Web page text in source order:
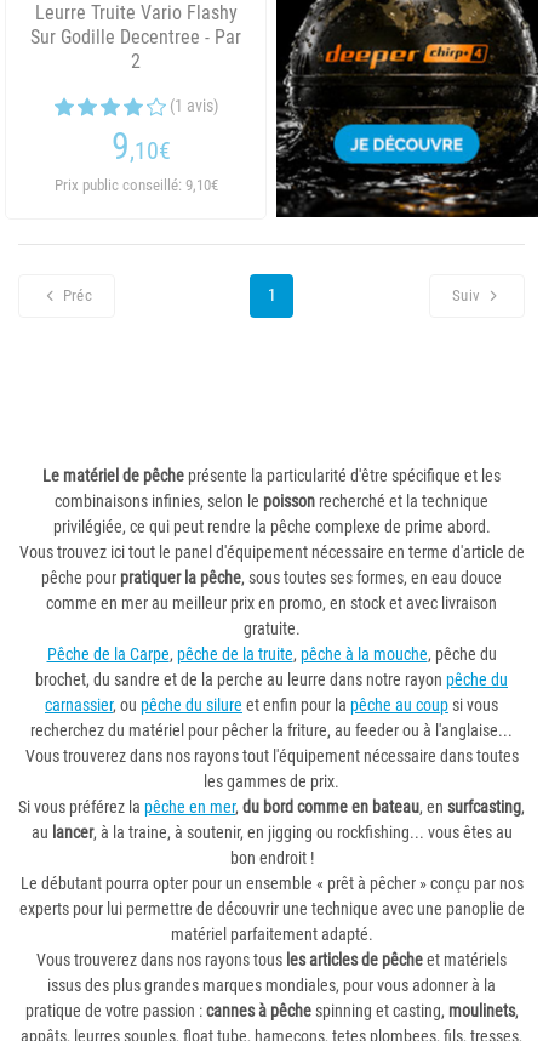
Leurre Truite Vario Flashy
Sur Godille Decentree - Par
2
(1 avis)
9,10€
Prix public conseillé: 9,10€
Préc 1 Suiv
Le matériel de pêche présente la particularité d'être spécifique et les
combinaisons infinies, selon le poisson recherché et la technique
privilégiée, ce qui peut rendre la pêche complexe de prime abord.
Vous trouvez ici tout le panel d'équipement nécessaire en terme d'article de
pêche pour pratiquer la pêche, sous toutes ses formes, en eau douce
comme en mer au meilleur prix en promo, en stock et avec livraison
gratuite.
Pêche de la Carpe, pêche de la truite, pêche à la mouche, pêche du
brochet, du sandre et de la perche au leurre dans notre rayon pêche du
carnassier, ou pêche du silure et enfin pour la pêche au coup si vous
recherchez du matériel pour pêcher la friture, au feeder ou à l'anglaise...
Vous trouverez dans nos rayons tout l'équipement nécessaire dans toutes
les gammes de prix.
Si vous préférez la pêche en mer, du bord comme en bateau, en surfcasting,
au lancer, à la traine, à soutenir, en jigging ou rockfishing... vous êtes au
bon endroit !
Le débutant pourra opter pour un ensemble « prêt à pêcher » conçu par nos
experts pour lui permettre de découvrir une technique avec une panoplie de
matériel parfaitement adapté.
Vous trouverez dans nos rayons tous les articles de pêcheet matériels
issus des plus grandes marques mondiales, pour vous adonner à la
pratique de votre passion :cannes à pêchespinning et casting, moulinets,
appâts, leurres souples, float tube, hameçons, tetes plombees, fils, tresses,